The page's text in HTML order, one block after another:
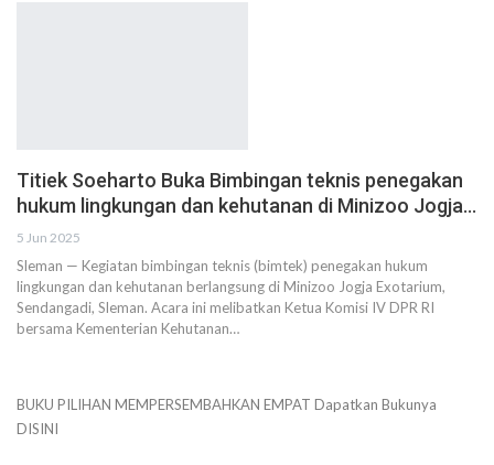
Titiek Soeharto Buka Bimbingan teknis penegakan
hukum lingkungan dan kehutanan di Minizoo Jogja…
5 Jun 2025
Sleman — Kegiatan bimbingan teknis (bimtek) penegakan hukum
lingkungan dan kehutanan berlangsung di Minizoo Jogja Exotarium,
Sendangadi, Sleman. Acara ini melibatkan Ketua Komisi IV DPR RI
bersama Kementerian Kehutanan…
BUKU PILIHAN MEMPERSEMBAHKAN EMPAT Dapatkan Bukunya
DISINI